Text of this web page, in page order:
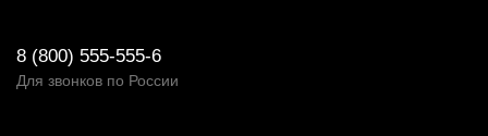
8 (800) 555-555-6
Для звонков по России